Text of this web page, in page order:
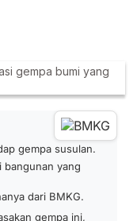
gempa bumi yang